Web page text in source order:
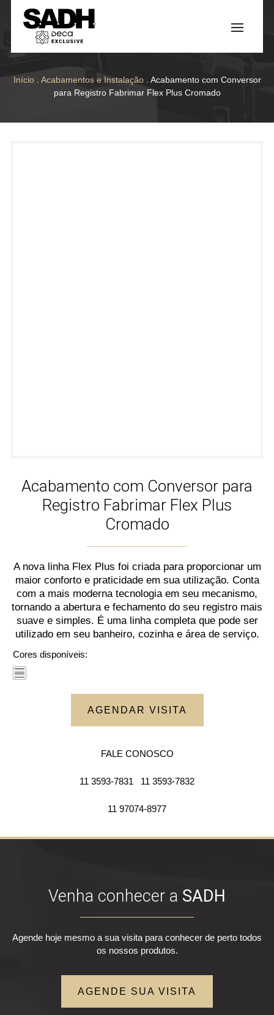
Início. Acabamentos e Instalação. Acabamento com Conversor
para Registro Fabrimar Flex Plus Cromado
Acabamento com Conversor para
Registro Fabrimar Flex Plus
Cromado
A nova linha Flex Plus foi criada para proporcionar um
maior conforto e praticidade em sua utilização. Conta
com a mais moderna tecnologia em seu mecanismo,
tornando a abertura e fechamento do seu registro mais
suave e simples. É uma linha completa que pode ser
utilizado em seu banheiro, cozinha e área de serviço.
Cores disponíveis:
AGENDAR VISITA
FALE CONOSCO
11 3593-7831 11 3593-7832
11 97074-8977
Venha conhecer a SADH
Agende hoje mesmo a sua visita para conhecer de perto todos
os nossos produtos.
AGENDE SUA VISITA